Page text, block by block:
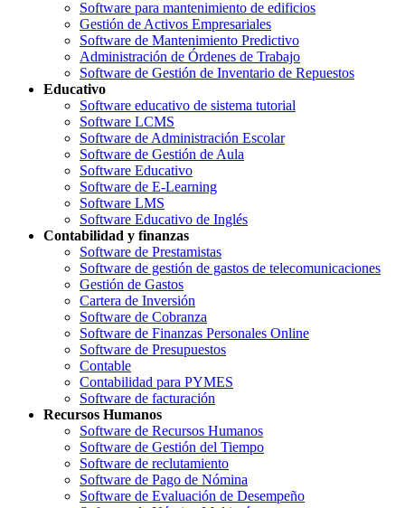
Software para mantenimiento de edificios
Gestión de Activos Empresariales
Software de Mantenimiento Predictivo
Administración de Órdenes de Trabajo
Software de Gestión de Inventario de Repuestos
Educativo
Software educativo de sistema tutorial
Software LCMS
Software de Administración Escolar
Software de Gestión de Aula
Software Educativo
Software de E-Learning
Software LMS
Software Educativo de Inglés
Contabilidad y finanzas
Software de Prestamistas
Software de gestión de gastos de telecomunicaciones
Gestión de Gastos
Cartera de Inversión
Software de Cobranza
Software de Finanzas Personales Online
Software de Presupuestos
Contable
Contabilidad para PYMES
Software de facturación
Recursos Humanos
Software de Recursos Humanos
Software de Gestión del Tiempo
Software de reclutamiento
Software de Pago de Nómina
Software de Evaluación de Desempeño